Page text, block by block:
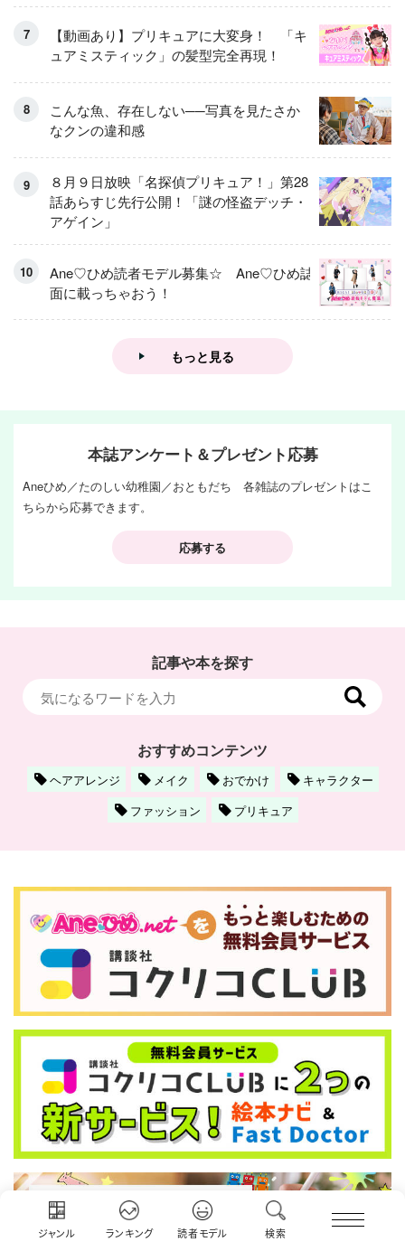
ジャンル ランキング 読者モデル 検索
【動画あり】プリキュアに大変身！ 「キ
ュアミスティック」の髪型完全再現！
こんな魚、存在しない──写真を見たさか
なクンの違和感
８月９日放映「名探偵プリキュア！」第28
話あらすじ先行公開！「謎の怪盗デッチ・
アゲイン」
Ane♡ひめ読者モデル募集☆ Ane♡ひめ誌
面に載っちゃおう！
もっと見る
本誌アンケート＆プレゼント応募
Aneひめ／たのしい幼稚園／おともだち 各雑誌のプレゼントはこ
ちらから応募できます。
応募する
記事や本を探す
おすすめコンテンツ
ヘアアレンジ メイク おでかけ
キャラクター
ファッション
プリキュア